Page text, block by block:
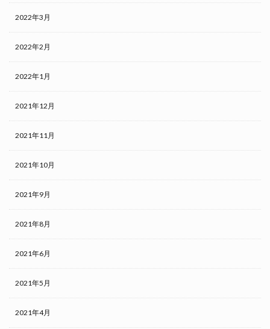
2022年3月
2022年2月
2022年1月
2021年12月
2021年11月
2021年10月
2021年9月
2021年8月
2021年6月
2021年5月
2021年4月